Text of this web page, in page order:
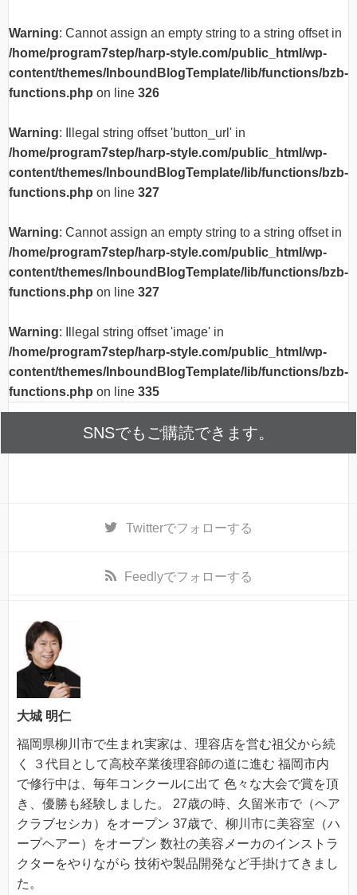
Warning: Cannot assign an empty string to a string offset in
/home/program7step/harp-style.com/public_html/wp-
content/themes/InboundBlogTemplate/lib/functions/bzb-
functions.php on line 326
Warning: Illegal string offset 'button_url' in
/home/program7step/harp-style.com/public_html/wp-
content/themes/InboundBlogTemplate/lib/functions/bzb-
functions.php on line 327
Warning: Cannot assign an empty string to a string offset in
/home/program7step/harp-style.com/public_html/wp-
content/themes/InboundBlogTemplate/lib/functions/bzb-
functions.php on line 327
Warning: Illegal string offset 'image' in
/home/program7step/harp-style.com/public_html/wp-
content/themes/InboundBlogTemplate/lib/functions/bzb-
functions.php on line 335
SNSでもご購読できます。
Twitterでフォローする
Feedlyでフォローする
大城 明仁
福岡県柳川市で生まれ実家は、理容店を営む祖父から続
く ３代目として高校卒業後理容師の道に進む 福岡市内
で修行中は、毎年コンクールに出て 色々な大会で賞を頂
き、優勝も経験しました。 27歳の時、久留米市で（ヘア
クラブセシカ）をオープン 37歳で、柳川市に美容室（ハ
ープヘアー）をオープン 数社の美容メーカのインストラ
クターをやりながら 技術や製品開発など手掛けてきまし
た。